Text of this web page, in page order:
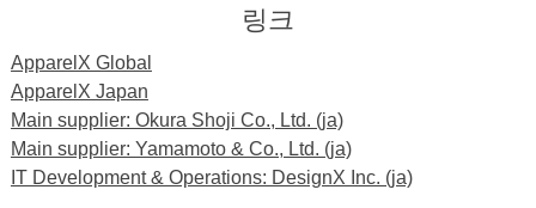
링크
ApparelX Global
ApparelX Japan
Main supplier: Okura Shoji Co., Ltd. (ja)
Main supplier: Yamamoto & Co., Ltd. (ja)
IT Development & Operations: DesignX Inc. (ja)